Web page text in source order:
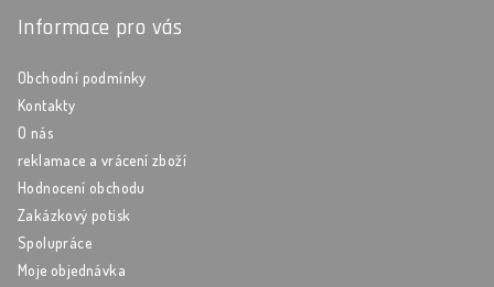
Informace pro vás
Obchodní podmínky
Kontakty
O nás
reklamace a vrácení zboží
Hodnocení obchodu
Zakázkový potisk
Spolupráce
Moje objednávka